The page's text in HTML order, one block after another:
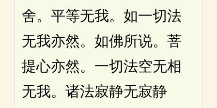
舍。平等无我。如一切法
无我亦然。如佛所说。菩
提心亦然。一切法空无相
无我。诸法寂静无寂静